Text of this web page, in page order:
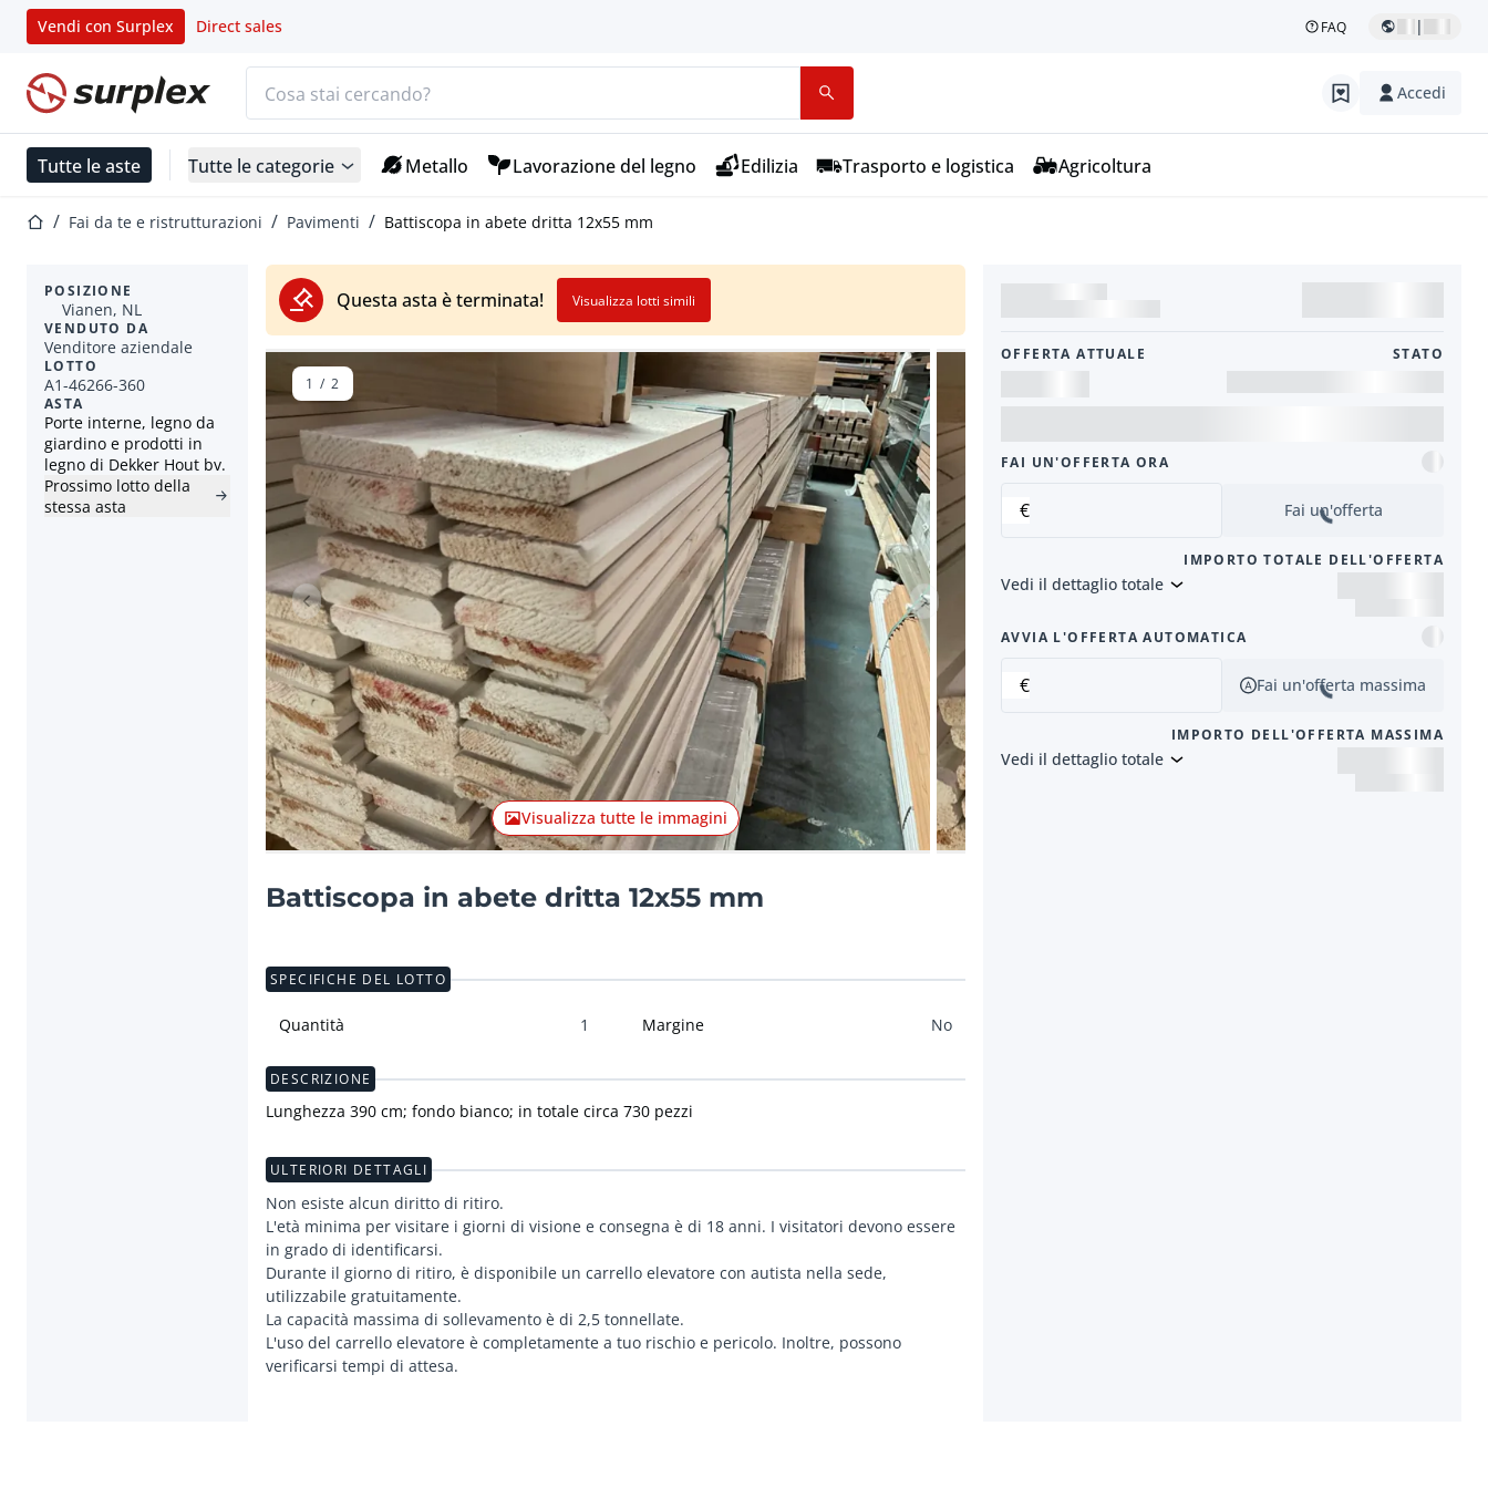
Vendi con Surplex Direct sales FAQ |
Home Accedi
Tutte le aste Tutte le categorie Metallo Lavorazione del legno Edilizia Trasporto e logistica Agricoltura
Home Fai da te e ristrutturazioni Pavimenti Battiscopa in abete dritta 12x55 mm
Questa asta è terminata! Visualizza lotti simili
POSIZIONE
Vianen, NL
VENDUTO DA
Venditore aziendale
LOTTO
A1-46266-360
ASTA
Porte interne, legno da
giardino e prodotti in
legno di Dekker Hout bv.
Prossimo lotto della
stessa asta
Articolo precedente Articolo successivo
Visualizza tutte le immagini
1 / 2
Battiscopa in abete dritta 12x55 mm
OFFERTA ATTUALE STATO
FAI UN'OFFERTA ORA
€ Fai un'offerta
IMPORTO TOTALE DELL'OFFERTA
Vedi il dettaglio totale
AVVIA L'OFFERTA AUTOMATICA
€ Fai un'offerta massima
IMPORTO DELL'OFFERTA MASSIMA
Vedi il dettaglio totale
SPECIFICHE DEL LOTTO
Quantità 1 Margine No
DESCRIZIONE
Lunghezza 390 cm; fondo bianco; in totale circa 730 pezzi
ULTERIORI DETTAGLI
Non esiste alcun diritto di ritiro.
L'età minima per visitare i giorni di visione e consegna è di 18 anni. I visitatori devono essere
in grado di identificarsi.
Durante il giorno di ritiro, è disponibile un carrello elevatore con autista nella sede,
utilizzabile gratuitamente.
La capacità massima di sollevamento è di 2,5 tonnellate.
L'uso del carrello elevatore è completamente a tuo rischio e pericolo. Inoltre, possono
verificarsi tempi di attesa.